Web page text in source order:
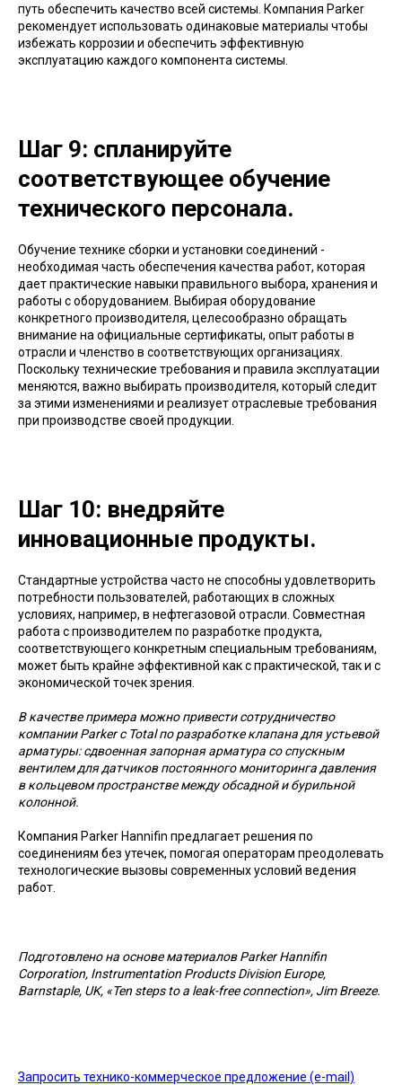
путь обеспечить качество всей системы. Компания Parker
рекомендует использовать одинаковые материалы чтобы
избежать коррозии и обеспечить эффективную
эксплуатацию каждого компонента системы.
Шаг 9: спланируйте
соответствующее обучение
технического персонала.
Обучение технике сборки и установки соединений -
необходимая часть обеспечения качества работ, которая
дает практические навыки правильного выбора, хранения и
работы с оборудованием. Выбирая оборудование
конкретного производителя, целесообразно обращать
внимание на официальные сертификаты, опыт работы в
отрасли и членство в соответствующих организациях.
Поскольку технические требования и правила эксплуатации
меняются, важно выбирать производителя, который следит
за этими изменениями и реализует отраслевые требования
при производстве своей продукции.
Шаг 10: внедряйте
инновационные продукты.
Стандартные устройства часто не способны удовлетворить
потребности пользователей, работающих в сложных
условиях, например, в нефтегазовой отрасли. Совместная
работа с производителем по разработке продукта,
соответствующего конкретным специальным требованиям,
может быть крайне эффективной как с практической, так и с
экономической точек зрения.
В качестве примера можно привести сотрудничество
компании Parker с Total по разработке клапана для устьевой
арматуры: сдвоенная запорная арматура со спускным
вентилем для датчиков постоянного мониторинга давления
в кольцевом пространстве между обсадной и бурильной
колонной.
Компания Parker Hannifin предлагает решения по
соединениям без утечек, помогая операторам преодолевать
технологические вызовы современных условий ведения
работ.
Подготовлено на основе материалов Parker Hannifin
Corporation, Instrumentation Products Division Europe,
Barnstaple, UK, «Ten steps to a leak-free connection», Jim Breeze.
Запросить технико-коммерческое предложение (e-mail)